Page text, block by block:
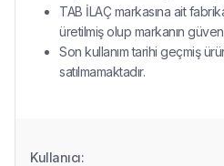
TAB İLAÇ markasına ait
üretilmiş olup markanın
Son kullanım tarihi geçmiş
satılmamaktadır.
Kullanıcı: